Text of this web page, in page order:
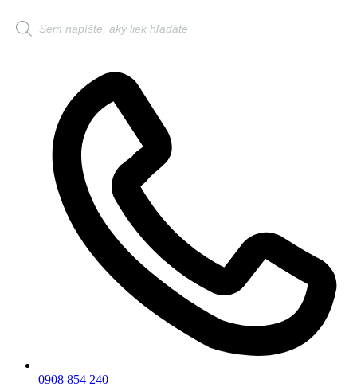
Products
search
0908 854 240